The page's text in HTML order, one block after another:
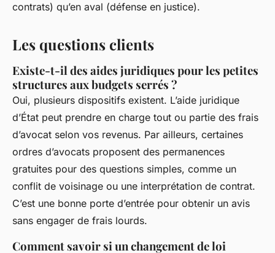
contrats) qu’en aval (défense en justice).
Les questions clients
Existe-t-il des aides juridiques pour les petites
structures aux budgets serrés ?
Oui, plusieurs dispositifs existent. L’aide juridique
d’État peut prendre en charge tout ou partie des frais
d’avocat selon vos revenus. Par ailleurs, certaines
ordres d’avocats proposent des permanences
gratuites pour des questions simples, comme un
conflit de voisinage ou une interprétation de contrat.
C’est une bonne porte d’entrée pour obtenir un avis
sans engager de frais lourds.
Comment savoir si un changement de loi